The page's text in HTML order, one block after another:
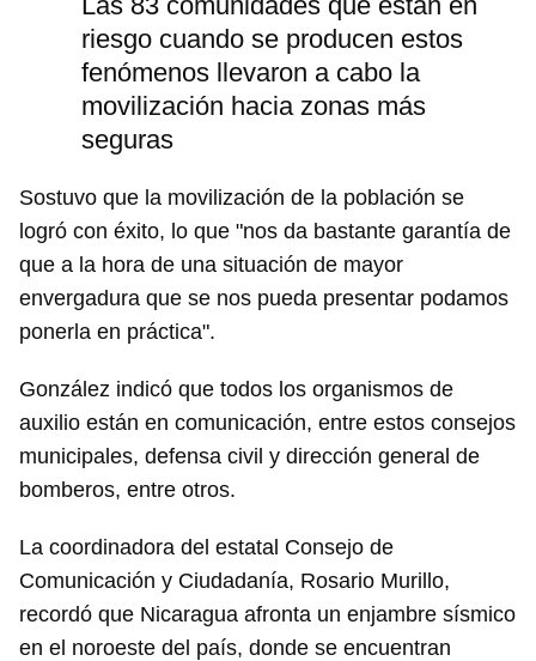
riesgo cuando se producen estos
fenómenos llevaron a cabo la
movilización hacia zonas más
seguras
Sostuvo que la movilización de la población se
logró con éxito, lo que "nos da bastante garantía de
que a la hora de una situación de mayor
envergadura que se nos pueda presentar podamos
ponerla en práctica".
González indicó que todos los organismos de
auxilio están en comunicación, entre estos consejos
municipales, defensa civil y dirección general de
bomberos, entre otros.
La coordinadora del estatal Consejo de
Comunicación y Ciudadanía, Rosario Murillo,
recordó que Nicaragua afronta un enjambre sísmico
en el noroeste del país, donde se encuentran